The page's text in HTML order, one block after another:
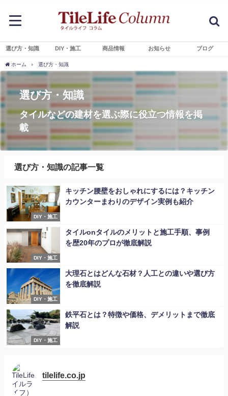
選び方・知識 DIY・施工 商品情報 お知らせ ブログ
ホーム 選び方・知識
選び方・知識
タイルなどの建材を選ぶ際に役立つ情報を掲
載
選び方・知識の記事一覧
DIY・施工
キッチン腰壁をおしゃれにするには？キッチン
カウンターまわりのデザイン実例も紹介
DIY・施工
タイルonタイルのメリットと施工手順、事例
を歴20年のプロが徹底解説
DIY・施工
大理石とはどんな石材？人工との違いや選び方
を徹底解説
DIY・施工
鉄平石とは？特徴や価格、デメリットまで徹底
解説
tilelife.co.jp